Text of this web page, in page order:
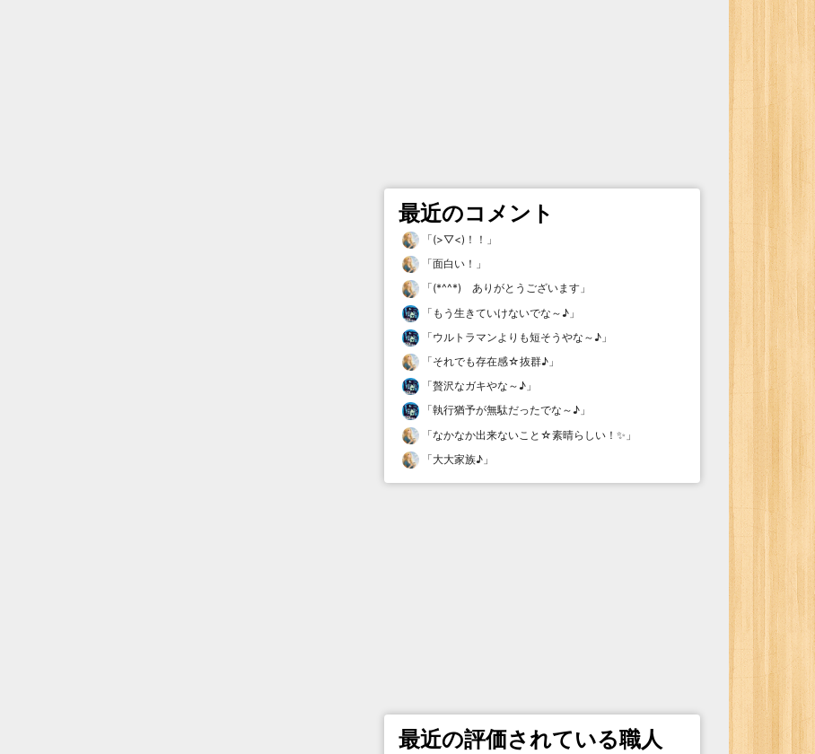
最近のコメント
「(>▽<)！！ 」
「面白い！ 」
「(*^^*) ありがとうございます 」
「 もう生きていけないでな～♪ 」
「ウルトラマンよりも短そうやな～♪ 」
「それでも存在感☆抜群♪ 」
「贅沢なガキやな～♪ 」
「執行猶予が無駄だったでな～♪ 」
「なかなか出来ないこと☆素晴らしい！✨ 」
「大大家族♪ 」
最近の評価されている職人